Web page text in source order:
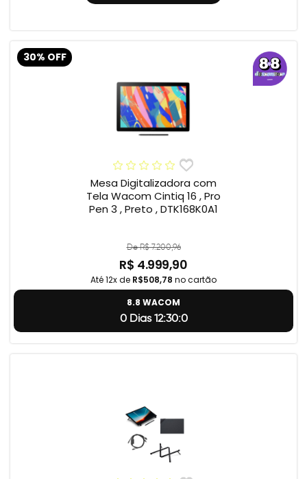
30% OFF
Mesa Digitalizadora com
Tela Wacom Cintiq 16 , Pro
Pen 3 , Preto , DTK168K0A1
De R$ 7.200,96
R$ 4.999,90
Até 12x de R$508,78 no cartão
8.8 WACOM
0 Dias 12:29:59